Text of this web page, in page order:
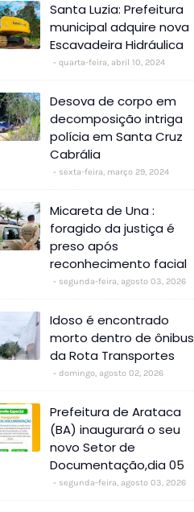
Santa Luzia: Prefeitura
municipal adquire nova
Escavadeira Hidráulica
quarta-feira, abril 10, 2024
Desova de corpo em
decomposição intriga
polícia em Santa Cruz
Cabrália
sexta-feira, março 29, 2024
Micareta de Una :
foragido da justiça é
preso após
reconhecimento facial
segunda-feira, agosto 03, 2026
Idoso é encontrado
morto dentro de ônibus
da Rota Transportes
domingo, agosto 02, 2026
Prefeitura de Arataca
(BA) inaugurará o seu
novo Setor de
Documentação,dia 05
segunda-feira, agosto 03, 2026